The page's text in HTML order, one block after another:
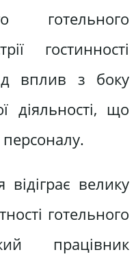
готельного
гостинності
вплив з боку
діяльності, що
відіграє велику
готельного
працівник